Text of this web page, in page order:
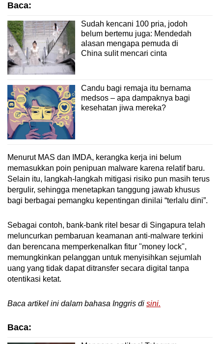
Baca:
Sudah kencani 100 pria, jodoh
belum bertemu juga: Mendedah
alasan mengapa pemuda di
China sulit mencari cinta
Candu bagi remaja itu bernama
medsos – apa dampaknya bagi
kesehatan jiwa mereka?
Menurut MAS dan IMDA, kerangka kerja ini belum
memasukkan poin penipuan malware karena relatif baru.
Selain itu, langkah-langkah mitigasi risiko pun masih terus
bergulir, sehingga menetapkan tanggung jawab khusus
bagi berbagai pemangku kepentingan dinilai “terlalu dini”.
Sebagai contoh, bank-bank ritel besar di Singapura telah
meluncurkan pembaruan keamanan anti-malware terkini
dan berencana memperkenalkan fitur "money lock",
memungkinkan pelanggan untuk menyisihkan sejumlah
uang yang tidak dapat ditransfer secara digital tanpa
otentikasi ketat.
Baca artikel ini dalam bahasa Inggris di sini.
Baca: